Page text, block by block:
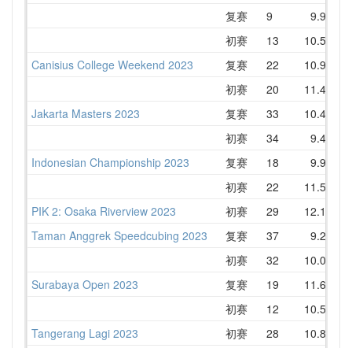
复赛
9 9.97
初赛
13 10.58
Canisius College Weekend 2023
复赛 22 10.99
初赛
20 11.49
Jakarta Masters 2023
复赛 33 10.49
初赛
34 9.42
Indonesian Championship 2023
复赛 18 9.92
初赛
22 11.53
PIK 2: Osaka Riverview 2023
初赛 29 12.13
Taman Anggrek Speedcubing 2023
复赛 37 9.28
初赛
32 10.09
Surabaya Open 2023
复赛 19 11.64
初赛
12 10.53
Tangerang Lagi 2023
初赛 28 10.82